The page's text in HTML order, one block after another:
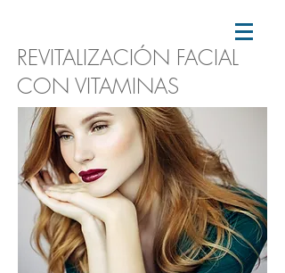
REVITALIZACIÓN FACIAL
CON VITAMINAS